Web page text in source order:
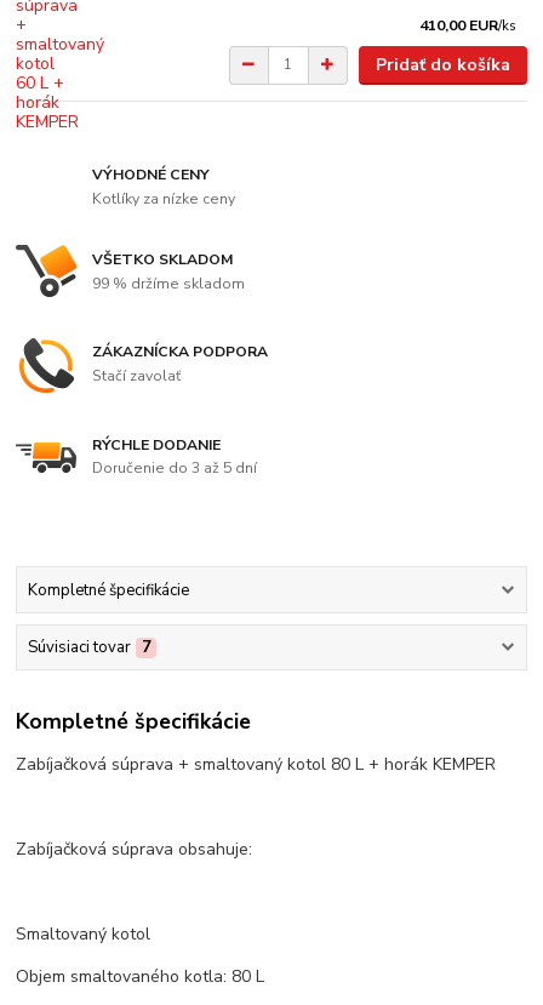
410,00 EUR/ks
Pridať do košíka
VÝHODNÉ CENY
Kotlíky za nízke ceny
VŠETKO SKLADOM
99 % držíme skladom
ZÁKAZNÍCKA PODPORA
Stačí zavolať
RÝCHLE DODANIE
Doručenie do 3 až 5 dní
Kompletné špecifikácie
Súvisiaci tovar 7
Kompletné špecifikácie
Zabíjačková súprava + smaltovaný kotol 80 L + horák KEMPER
Zabíjačková súprava obsahuje:
Smaltovaný kotol
Objem smaltovaného kotla: 80 L